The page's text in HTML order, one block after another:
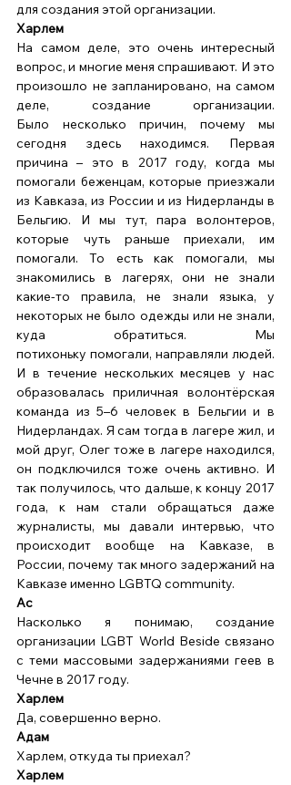
для создания этой организации.
Харлем
На самом деле, это очень интересный
вопрос, и многие меня спрашивают. И это
произошло не запланировано, на самом
деле, создание организации.
Было несколько причин, почему мы
сегодня здесь находимся. Первая
причина – это в 2017 году, когда мы
помогали беженцам, которые приезжали
из Кавказа, из России и из Нидерланды в
Бельгию. И мы тут, пара волонтеров,
которые чуть раньше приехали, им
помогали. То есть как помогали, мы
знакомились в лагерях, они не знали
какие-то правила, не знали языка, у
некоторых не было одежды или не знали,
куда обратиться. Мы
потихоньку помогали, направляли людей.
И в течение нескольких месяцев у нас
образовалась приличная волонтёрская
команда из 5–6 человек в Бельгии и в
Нидерландах. Я сам тогда в лагере жил, и
мой друг, Олег тоже в лагере находился,
он подключился тоже очень активно. И
так получилось, что дальше, к концу 2017
года, к нам стали обращаться даже
журналисты, мы давали интервью, что
происходит вообще на Кавказе, в
России, почему так много задержаний на
Кавказе именно LGBTQ community.
Ас
Насколько я понимаю, создание
организации LGBT World Beside связано
с теми массовыми задержаниями геев в
Чечне в 2017 году.
Харлем
Да, совершенно верно.
Адам
Харлем, откуда ты приехал?
Харлем